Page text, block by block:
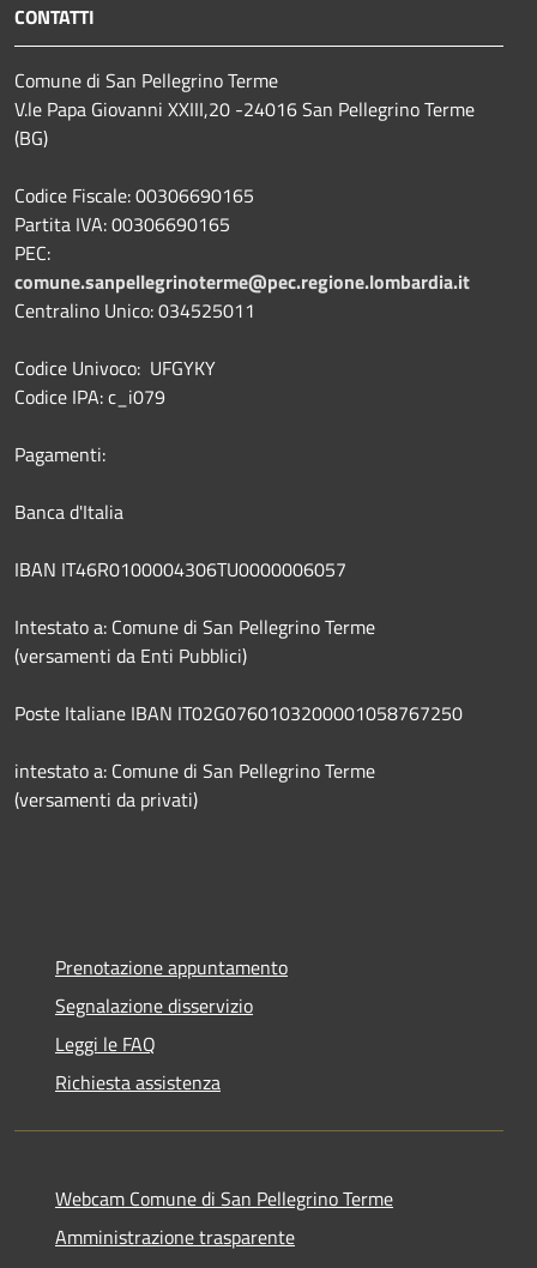
CONTATTI
Comune di San Pellegrino Terme
V.le Papa Giovanni XXIII,20 -24016 San Pellegrino Terme
(BG)
Codice Fiscale: 00306690165
Partita IVA: 00306690165
PEC:
comune.sanpellegrinoterme@pec.regione.lombardia.it
Centralino Unico: 034525011
Codice Univoco: UFGYKY
Codice IPA: c_i079
Pagamenti:
Banca d'Italia
IBAN IT46R0100004306TU0000006057
Intestato a: Comune di San Pellegrino Terme
(versamenti da Enti Pubblici)
Poste Italiane IBAN IT02G0760103200001058767250
intestato a: Comune di San Pellegrino Terme
(versamenti da privati)
Prenotazione appuntamento
Segnalazione disservizio
Leggi le FAQ
Richiesta assistenza
Webcam Comune di San Pellegrino Terme
Amministrazione trasparente